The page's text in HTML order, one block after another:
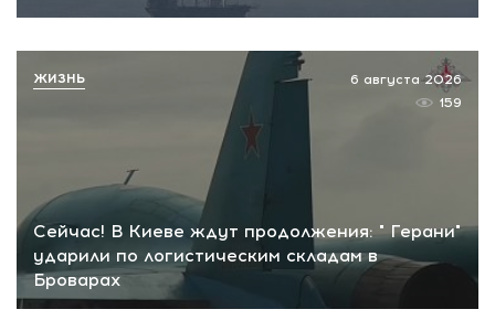
Сейчас! В Киеве ждут продолжения: " Герани"
ударили по логистическим складам в
Броварах
6 августа 2026
159
ЖИЗНЬ